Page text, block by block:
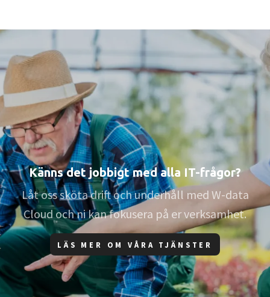
Känns det jobbigt med alla IT-frågor?
Låt oss sköta drift och underhåll med W-data
Cloud och ni kan fokusera på er verksamhet.
LÄS MER OM VÅRA TJÄNSTER